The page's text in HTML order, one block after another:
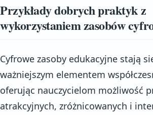
Przykłady dobrych praktyk z
wykorzystaniem zasobów
Cyfrowe zasoby edukacyjne stają
ważniejszym elementem
oferując nauczycielom możliwość
atrakcyjnych, zróżnicowanych i